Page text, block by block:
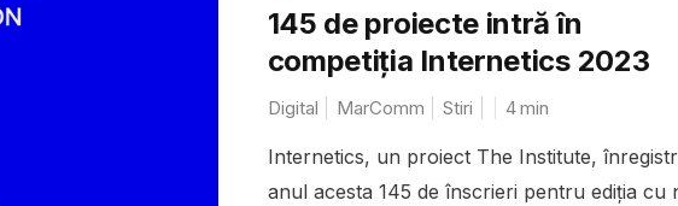
145 de proiecte intră în
competiţia Internetics 2023
Digital MarComm Stiri 4min
Internetics, un proiect The Institute,
anul acesta 145 de înscrieri pentru ediţia cu